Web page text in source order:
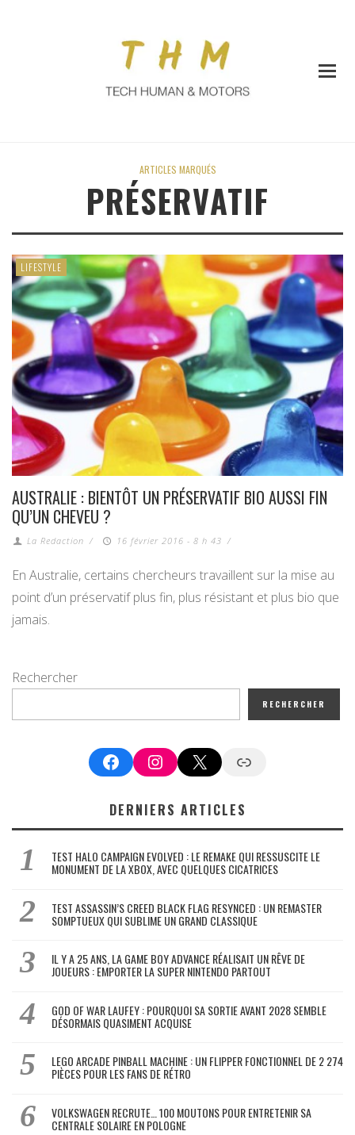
ARTICLES MARQUÉS
PRÉSERVATIF
LIFESTYLE
AUSTRALIE : BIENTÔT UN PRÉSERVATIF BIO AUSSI FIN
QU’UN CHEVEU ?
La Redaction / 16 février 2016 - 8 h 43 /
En Australie, certains chercheurs travaillent sur la mise au
point d’un préservatif plus fin, plus résistant et plus bio que
jamais.
Rechercher
RECHERCHER
FacebookInstagram
X Google News
DERNIERS ARTICLES
TEST HALO CAMPAIGN EVOLVED : LE REMAKE QUI RESSUSCITE LE
MONUMENT DE LA XBOX, AVEC QUELQUES CICATRICES
TEST ASSASSIN’S CREED BLACK FLAG RESYNCED : UN REMASTER
SOMPTUEUX QUI SUBLIME UN GRAND CLASSIQUE
IL Y A 25 ANS, LA GAME BOY ADVANCE RÉALISAIT UN RÊVE DE
JOUEURS : EMPORTER LA SUPER NINTENDO PARTOUT
GOD OF WAR LAUFEY : POURQUOI SA SORTIE AVANT 2028 SEMBLE
DÉSORMAIS QUASIMENT ACQUISE
LEGO ARCADE PINBALL MACHINE : UN FLIPPER FONCTIONNEL DE 2 274
PIÈCES POUR LES FANS DE RÉTRO
VOLKSWAGEN RECRUTE… 100 MOUTONS POUR ENTRETENIR SA
CENTRALE SOLAIRE EN POLOGNE